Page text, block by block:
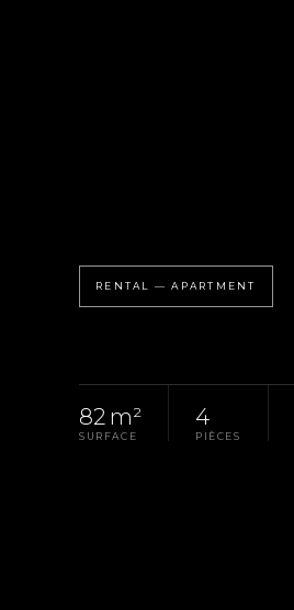
RENTAL — APARTMENT
82 m²
SURFACE
4
PIÈCES